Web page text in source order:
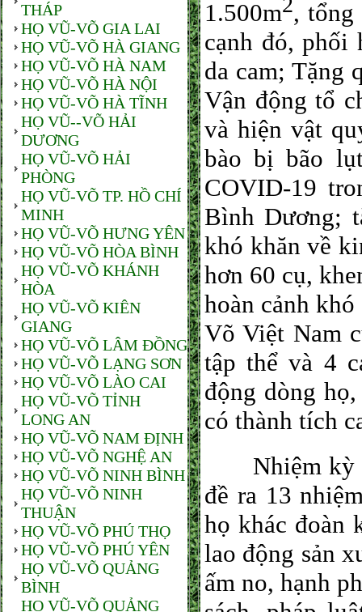
THÁP
HỌ VŨ-VÕ GIA LAI
HỌ VŨ-VÕ HÀ GIANG
HỌ VŨ-VÕ HÀ NAM
HỌ VŨ-VÕ HÀ NỘI
HỌ VŨ-VÕ HÀ TĨNH
HỌ VŨ--VÕ HẢI
DƯƠNG
HỌ VŨ-VÕ HẢI
PHÒNG
HỌ VŨ-VÕ TP. HỒ CHÍ
MINH
HỌ VŨ-VÕ HƯNG YÊN
HỌ VŨ-VÕ HÒA BÌNH
HỌ VŨ-VÕ KHÁNH
HÒA
HỌ VŨ-VÕ KIÊN
GIANG
HỌ VŨ-VÕ LÂM ĐỒNG
HỌ VŨ-VÕ LẠNG SƠN
HỌ VŨ-VÕ LÀO CAI
HỌ VŨ-VÕ TỈNH
LONG AN
HỌ VŨ-VÕ NAM ĐỊNH
HỌ VŨ-VÕ NGHỆ AN
HỌ VŨ-VÕ NINH BÌNH
HỌ VŨ-VÕ NINH
THUẬN
HỌ VŨ-VÕ PHÚ THỌ
HỌ VŨ-VÕ PHÚ YÊN
HỌ VŨ-VÕ QUẢNG
BÌNH
HỌ VŨ-VÕ QUẢNG
1.500m , tổng
cạnh đó, phối
da cam; Tặng
Vận động tổ
và hiện vật
bào bị bão
COVID-19
Bình Dương;
khó khăn về
hơn 60 cụ,
hoàn cảnh
Võ Việt Nam
tập thể và 4
động dòng
có thành tích
Nhiệm kỳ
đề ra 13
họ khác đoàn
lao động sản
ấm no, hạnh